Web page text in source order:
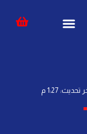
تحديث: 1:27 م